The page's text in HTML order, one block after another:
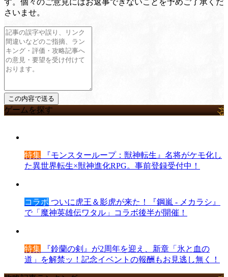
さいませ。
ゲームを探す
特集 『モンスターループ：獣神転生』名将がケモ化し
た異世界転生×獣神進化RPG。事前登録受付中！
コラボ ついに虎王＆影虎が来た！『鋼嵐 - メカラシ』
で「魔神英雄伝ワタル」コラボ後半が開催！
特集 『鈴蘭の剣』が2周年を迎え、新章「氷と血の
道」を解禁ッ！記念イベントの報酬もお見逃し無く！